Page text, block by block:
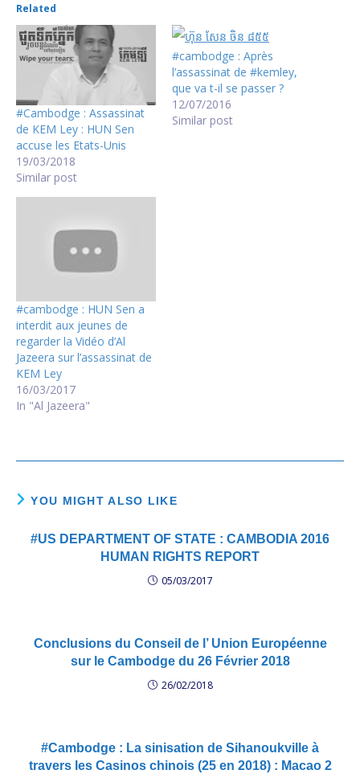
Related
#Cambodge : Assassinat
de KEM Ley : HUN Sen
accuse les Etats-Unis
19/03/2018
Similar post
#cambodge : Après
l’assassinat de #kemley,
que va t-il se passer ?
12/07/2016
Similar post
#cambodge : HUN Sen a
interdit aux jeunes de
regarder la Vidéo d’Al
Jazeera sur l’assassinat de
KEM Ley
16/03/2017
In "Al Jazeera"
YOU MIGHT ALSO LIKE
#US DEPARTMENT OF STATE : CAMBODIA 2016
HUMAN RIGHTS REPORT
05/03/2017
Conclusions du Conseil de l’ Union Européenne
sur le Cambodge du 26 Février 2018
26/02/2018
#Cambodge : La sinisation de Sihanoukville à
travers les Casinos chinois (25 en 2018) : Macao 2